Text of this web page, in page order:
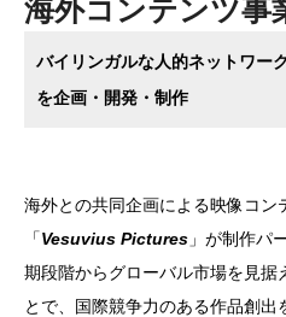
海外コンテンツ事
バイリンガルな人的ネットワー
を企画・開発・制作
海外との共同企画による映像コン
「Vesuvius Pictures 」が制作パ
期段階からグローバル市場を見据
とで、国際競争力のある作品創出